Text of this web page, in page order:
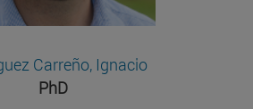
Carreño, Ignacio
PhD